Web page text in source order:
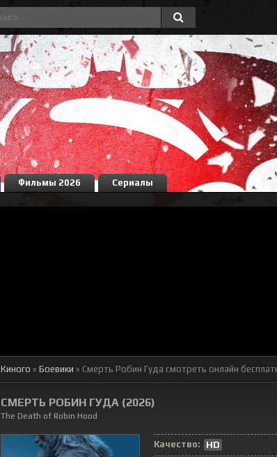
Фильмы 2026 Сериалы
Киного » Боевики » Смерть Робин Гуда смотреть онлайн
СМЕРТЬ РОБИН ГУДА (2026)
The Death of Robin Hood
Качество:
HD